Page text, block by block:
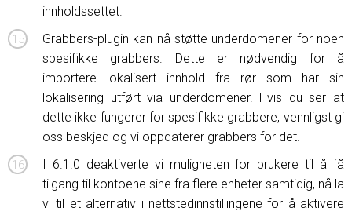
innholdssettet.
Grabbers-plugin kan nå støtte underdomener for noen
spesifikke grabbers. Dette er nødvendig for å
importere lokalisert innhold fra rør som har sin
lokalisering utført via underdomener. Hvis du ser at
dette ikke fungerer for spesifikke grabbere, vennligst gi
oss beskjed og vi oppdaterer grabbers for det.
I 6.1.0 deaktiverte vi muligheten for brukere til å få
tilgang til kontoene sine fra flere enheter samtidig, nå la
vi til et alternativ i nettstedinnstillingene for å aktivere